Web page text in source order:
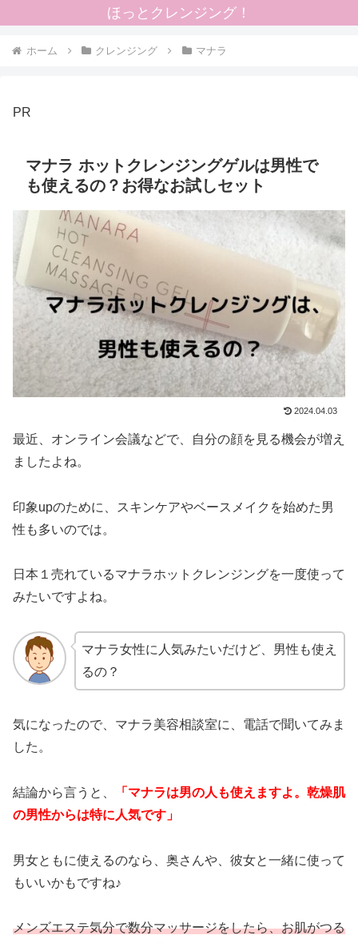
ほっとクレンジング！
ホーム クレンジング マナラ
PR
マナラ ホットクレンジングゲルは男性で
も使えるの？お得なお試しセット
2024.04.03
最近、オンライン会議などで、自分の顔を見る機会が増え
ましたよね。
印象upのために、スキンケアやベースメイクを始めた男
性も多いのでは。
日本１売れているマナラホットクレンジングを一度使って
みたいですよね。
マナラ女性に人気みたいだけど、男性も使え
るの？
気になったので、マナラ美容相談室に、電話で聞いてみま
した。
結論から言うと、
「マナラは男の人も使えますよ。乾燥肌
の男性からは特に人気です」
男女ともに使えるのなら、奥さんや、彼女と一緒に使って
もいいかもですね♪
メンズエステ気分で数分マッサージをしたら、お肌がつる